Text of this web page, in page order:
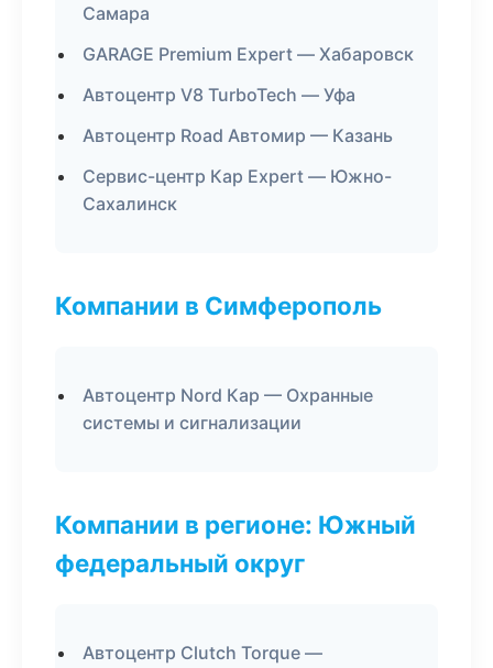
Самара
GARAGE Premium Expert — Хабаровск
Автоцентр V8 TurboTech — Уфа
Автоцентр Road Автомир — Казань
Сервис-центр Кар Expert — Южно-
Сахалинск
Компании в Симферополь
Автоцентр Nord Кар — Охранные
системы и сигнализации
Компании в регионе: Южный
федеральный округ
Автоцентр Clutch Torque —